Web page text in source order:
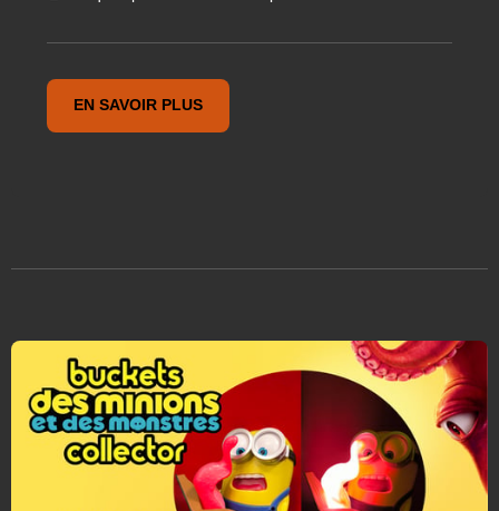
EN SAVOIR PLUS